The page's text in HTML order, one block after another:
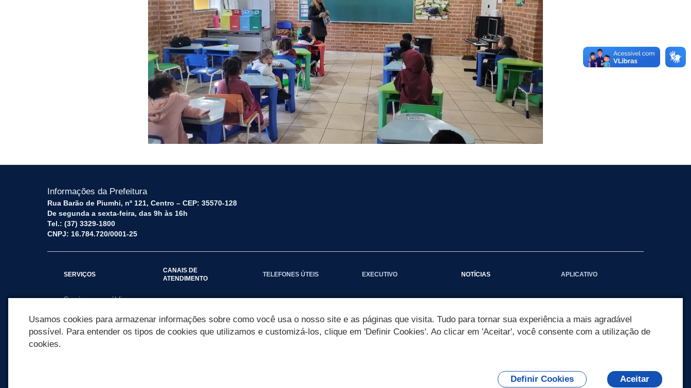
Informações da Prefeitura
Rua Barão de Piumhi, nº 121, Centro – CEP: 35570-128
De segunda a sexta-feira, das 9h às 16h
Tel.: (37) 3329-1800
CNPJ: 16.784.720/0001-25
SERVIÇOS
Serviços por público
CANAIS DE
ATENDIMENTO
TELEFONES ÚTEIS EXECUTIVO NOTÍCIAS APLICATIVO
Usamos cookies para armazenar informações sobre como você usa o nosso site e as páginas que visita. Tudo para tornar sua experiência a mais agradável
possível. Para entender os tipos de cookies que utilizamos e customizá-los, clique em 'Definir Cookies'. Ao clicar em 'Aceitar', você consente com a utilização de
cookies.
Definir Cookies Aceitar